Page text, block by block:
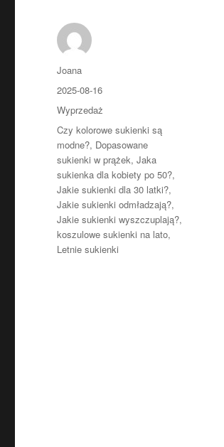
Autor
Joana
Opublikowano
2025-08-16
Kategorie
Wyprzedaż
Tagi
Czy kolorowe sukienki są
modne?, Dopasowane
sukienki w prążek,Jaka
sukienka dla kobiety po 50?,
Jakie sukienki dla 30 latki?,
Jakie sukienki odmładzają?,
Jakie sukienki wyszczuplają?,
koszulowe sukienki na lato,
Letnie sukienki